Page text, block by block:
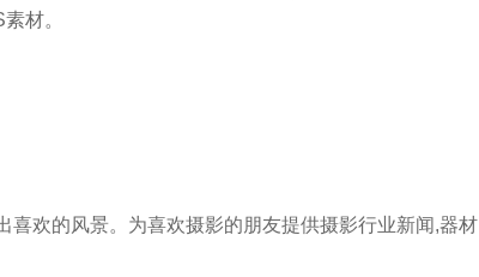
材。
喜欢的风景。为喜欢摄影的朋友提供摄影行业新闻,器材